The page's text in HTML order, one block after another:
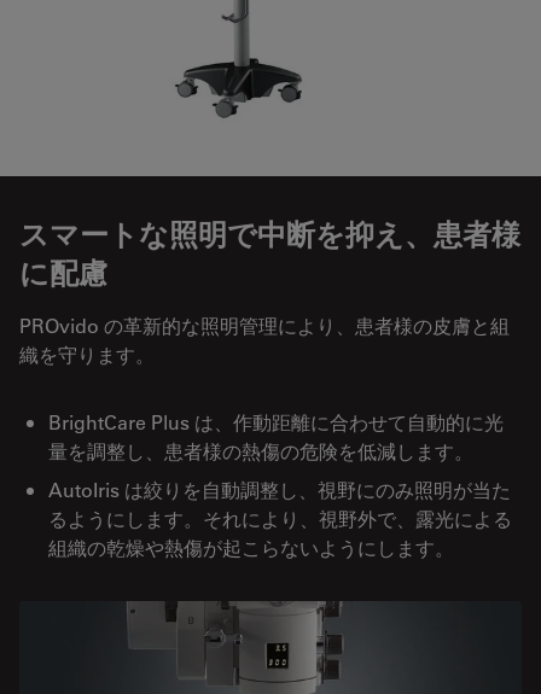
スマートな照明で中断を抑え、患者様
に配慮
PROvido の革新的な照明管理により、患者様の皮膚と組
織を守ります。
BrightCare Plus は、作動距離に合わせて自動的に光
量を調整し、患者様の熱傷の危険を低減します。
AutoIris は絞りを自動調整し、視野にのみ照明が当た
るようにします。それにより、視野外で、露光による
組織の乾燥や熱傷が起こらないようにします。